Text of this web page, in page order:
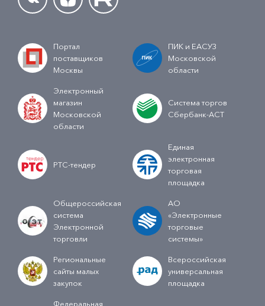
Портал
поставщиков
Москвы
ПИК и ЕАСУЗ
Московской
области
Электронный
магазин
Московской
области
Система торгов
Сбербанк-АСТ
РТС-тендер
Единая
электронная
торговая
площадка
Общероссийская
система
Электронной
торговли
АО
«Электронные
торговые
системы»
Региональные
сайты малых
закупок
Всероссийская
универсальная
площадка
Федеральная